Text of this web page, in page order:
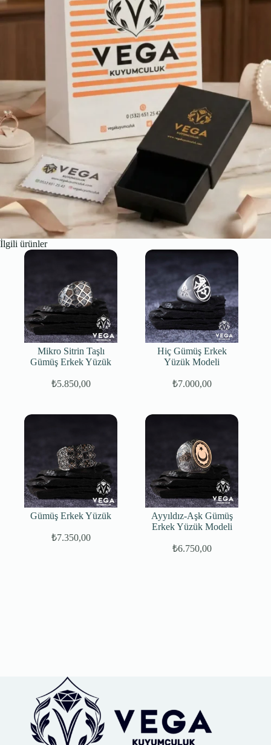
İlgili ürünler
Mikro Sitrin Taşlı
Gümüş Erkek Yüzük
Orijinal
₺5.850,00
Şu
Hiç Gümüş Erkek
Yüzük Modeli
₺7.000,00
Gümüş Erkek Yüzük
₺7.350,00
Ayyıldız-Aşk Gümüş
Erkek Yüzük Modeli
₺6.750,00